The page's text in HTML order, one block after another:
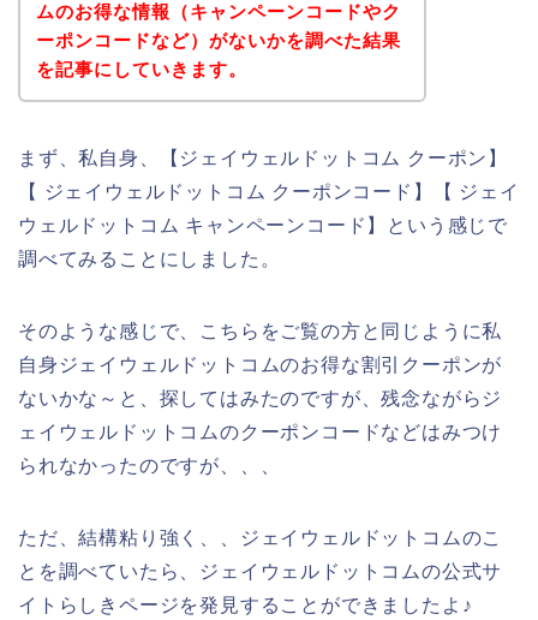
ムのお得な情報（キャンペーンコードやク
ーポンコードなど）がないかを調べた結果
を記事にしていきます。
まず、私自身、【ジェイウェルドットコム クーポン】
【 ジェイウェルドットコム クーポンコード】【 ジェイ
ウェルドットコム キャンペーンコード】という感じで
調べてみることにしました。
そのような感じで、こちらをご覧の方と同じように私
自身ジェイウェルドットコムのお得な割引クーポンが
ないかな～と、探してはみたのですが、残念ながらジ
ェイウェルドットコムのクーポンコードなどはみつけ
られなかったのですが、、、
ただ、結構粘り強く、、ジェイウェルドットコムのこ
とを調べていたら、ジェイウェルドットコムの公式サ
イトらしきページを発見することができましたよ♪